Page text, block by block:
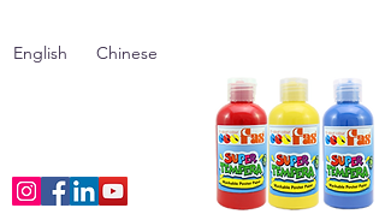
English Chinese